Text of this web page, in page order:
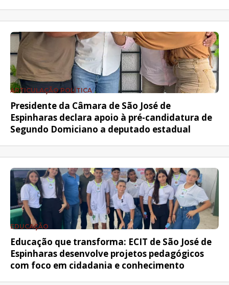
ARTICULAÇÃO POLÍTICA
Presidente da Câmara de São José de
Espinharas declara apoio à pré-candidatura de
Segundo Domiciano a deputado estadual
EDUCAÇÃO
Educação que transforma: ECIT de São José de
Espinharas desenvolve projetos pedagógicos
com foco em cidadania e conhecimento